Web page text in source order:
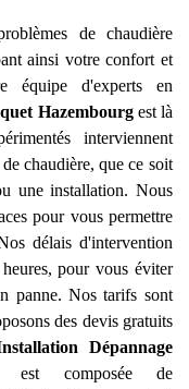
de chaudière
ainsi votre confort et
équipe d'experts en
Hazembourgest là
interviennent
chaudière, que ce soit
une installation. Nous
pour vous permettre
délais d'intervention
pour vous éviter
panne. Nos tarifs sont
des devis gratuits
Dépannage
est composée de